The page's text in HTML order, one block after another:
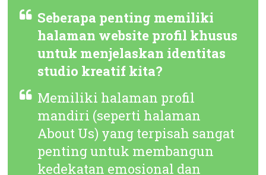
Seberapa penting memiliki
halaman website profil khusus
untuk menjelaskan identitas
studio kreatif kita?
Memiliki halaman profil
mandiri (seperti halaman
About Us) yang terpisah sangat
penting untuk membangun
kedekatan emosional dan